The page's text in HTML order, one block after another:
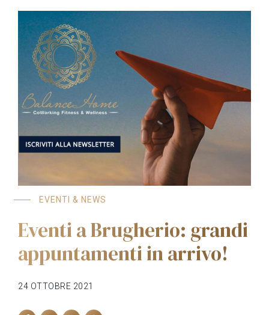
EVENTI & NEWS
Eventi a Brugherio: grandi
appuntamenti in arrivo!
24 OTTOBRE 2021